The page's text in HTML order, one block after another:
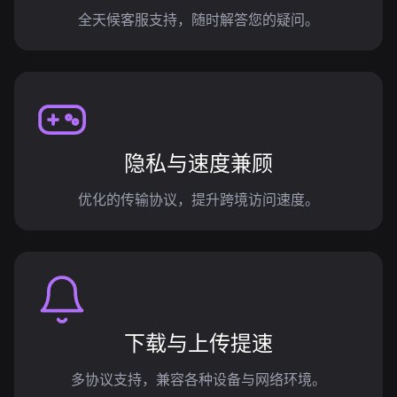
全天候客服支持，随时解答您的疑问。
隐私与速度兼顾
优化的传输协议，提升跨境访问速度。
下载与上传提速
多协议支持，兼容各种设备与网络环境。